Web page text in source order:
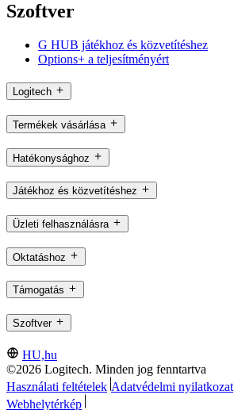
Szoftver
G HUB játékhoz és közvetítéshez
Options+ a teljesítményért
Logitech
Termékek vásárlása
Hatékonysághoz
Játékhoz és közvetítéshez
Üzleti felhasználásra
Oktatáshoz
Támogatás
Szoftver
HU,hu
©2026 Logitech. Minden jog fenntartva
Használati feltételek Adatvédelmi nyilatkozat
Webhelytérkép